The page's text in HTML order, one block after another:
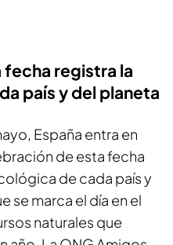
registra la
país y del planeta
España entra en
de esta fecha
de cada país y
se marca el día en el
naturales que